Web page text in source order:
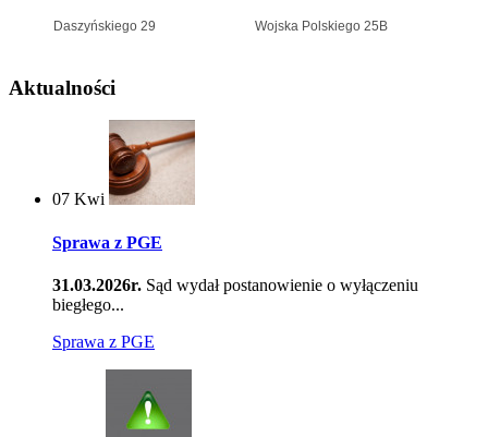
Daszyńskiego 29 Wojska Polskiego 25B
Aktualności
07 Kwi
Sprawa z PGE
31.03.2026r. Sąd wydał postanowienie o wyłączeniu
biegłego...
Sprawa z PGE